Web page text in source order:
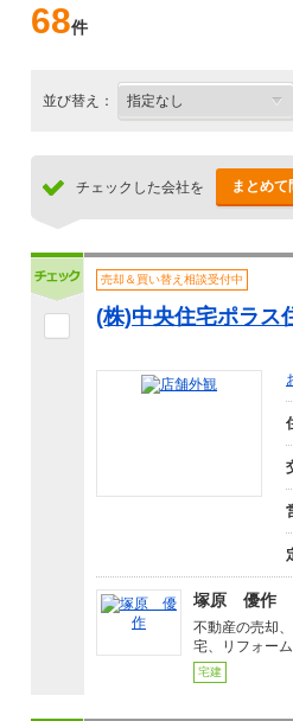
68件
並び替え：
チェックした会社を まとめて
売却＆買い替え相談受付中
(株)中央住宅ポラス
塚原 優作
不動産の売却
宅、リフォー
宅建